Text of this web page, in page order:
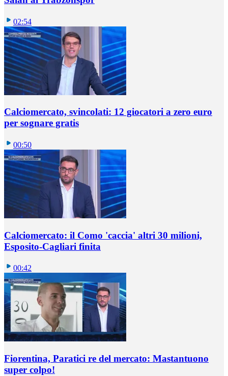
02:54
Calciomercato, svincolati: 12 giocatori a zero euro
per sognare gratis
00:50
Calciomercato: il Como 'caccia' altri 30 milioni,
Esposito-Cagliari finita
00:42
Fiorentina, Paratici re del mercato: Mastantuono
super colpo!